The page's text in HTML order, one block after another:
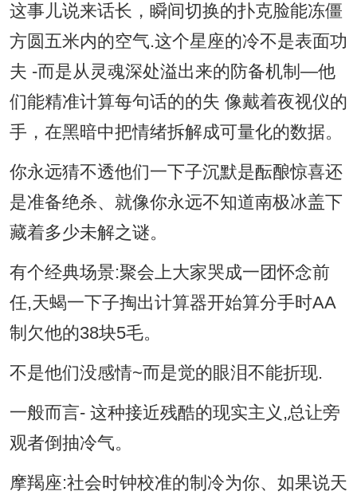
这事儿说来话长，瞬间切换的扑克脸能冻僵
方圆五米内的空气.这个星座的冷不是表面功
夫 -而是从灵魂深处溢出来的防备机制—他
们能精准计算每句话的的失 像戴着夜视仪的
手，在黑暗中把情绪拆解成可量化的数据。
你永远猜不透他们一下子沉默是酝酿惊喜还
是准备绝杀、就像你永远不知道南极冰盖下
藏着多少未解之谜。
有个经典场景:聚会上大家哭成一团怀念前
任,天蝎一下子掏出计算器开始算分手时AA
制欠他的38块5毛。
不是他们没感情~而是觉的眼泪不能折现.
一般而言- 这种接近残酷的现实主义,总让旁
观者倒抽冷气。
摩羯座:社会时钟校准的制冷为你、如果说天